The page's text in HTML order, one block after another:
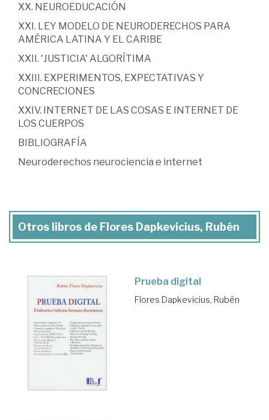
XX. NEUROEDUCACIÓN
XXI. LEY MODELO DE NEURODERECHOS PARA
AMÉRICA LATINA Y EL CARIBE
XXII. 'JUSTICIA' ALGORÍTIMA
XXIII. EXPERIMENTOS, EXPECTATIVAS Y
CONCRECIONES
XXIV. INTERNET DE LAS COSAS E INTERNET DE
LOS CUERPOS
BIBLIOGRAFÍA
Neuroderechos neurociencia e internet
Otros libros de Flores Dapkevicius, Rubén
Prueba digital
Flores Dapkevicius, Rubén